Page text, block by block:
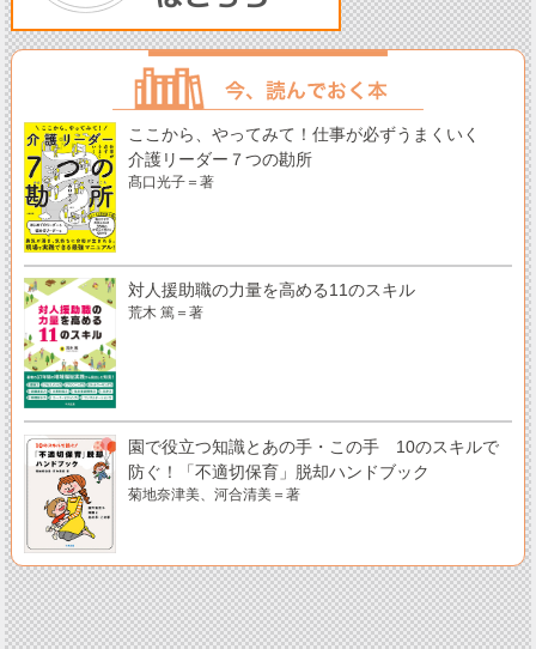
ここから、やってみて！仕事が必ずうまくいく
介護リーダー７つの勘所
髙口光子＝著
対人援助職の力量を高める11のスキル
荒木 篤＝著
園で役立つ知識とあの手・この手 10のスキルで
防ぐ！「不適切保育」脱却ハンドブック
菊地奈津美、河合清美＝著